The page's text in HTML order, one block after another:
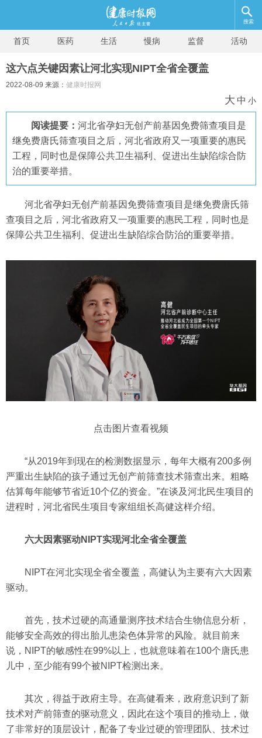
搜索
首页 医药 生活 慢病 监督 活动
这六点关键因素让河北实现NIPT全省全覆盖
2022-08-09 来源： 健康时报网
大 中 小
阅读提要： 河北省孕妇无创产前基因免费筛查项目是
继免费唐氏筛查项目之后，河北省政府又一项重要的惠民
工程，同时也是保障公共卫生福利、促进出生缺陷综合防
治的重要举措。
河北省孕妇无创产前基因免费筛查项目是继免费唐氏筛
查项目之后，河北省政府又一项重要的惠民工程，同时也是
保障公共卫生福利、促进出生缺陷综合防治的重要举措。
点击图片查看视频
“从2019年到现在的检测数据显示，每年大概有200多例
严重出生缺陷的孩子通过无创产前筛查技术筛查出来。粗略
估算每年能够节省近10个亿的资金。”在谈及河北民生项目的
进程时，河北省民生项目专家组组长高健这样介绍。
六大因素驱动NIPT实现河北全省全覆盖
NIPT在河北实现全省全覆盖，高健认为主要有六大因素
驱动。
首先，技术过硬的高通量测序技术结合生物信息分析，
能够安全高效的得出胎儿患染色体异常的风险。就目前来
说，NIPT的敏感性在99%以上，也就意味着在100个唐氏患
儿中，至少能有99个被NIPT检测出来。
其次，得益于政府主导。在高健看来，政府意识到了新
技术对产前筛查的驱动意义，因此在这个项目的推动上，做
了非常好的顶层设计，配备了专业过硬的管理团队、技术过